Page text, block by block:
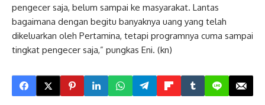
pengecer saja, belum sampai ke masyarakat. Lantas
bagaimana dengan begitu banyaknya uang yang telah
dikeluarkan oleh Pertamina, tetapi programnya cuma sampai
tingkat pengecer saja,” pungkas Eni. (kn)